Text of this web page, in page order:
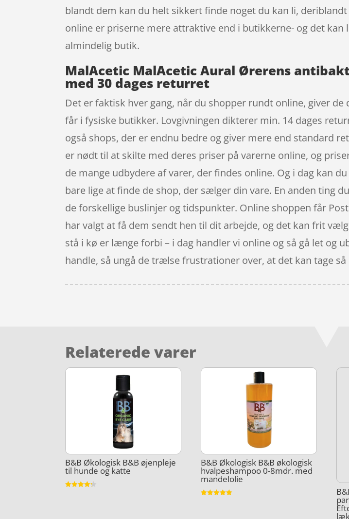
blandt dem kan du helt sikkert finde noget du kan li,
online er priserne mere attraktive end i butikkerne- og det
almindelig butik.
MalAcetic MalAcetic Aural Ørerens
med 30 dages returret
Det er faktisk hver gang, når du shopper rundt online, giver
får i fysiske butikker. Lovgivningen dikterer min. 14 dages
også shops, der er endnu bedre og giver mere end standard
er nødt til at skilte med deres priser på varerne online, og
de mange udbydere af varer, der findes online. Og i dag kan
bare lige at finde de shop, der sælger din vare. En anden ting
de forskellige buslinjer og tidspunkter. Online shoppen får
har valgt at få dem sendt hen til dit arbejde, og det kan frit
stå i kø er længe forbi – i dag handler vi online og så gå let
handle, så ungå de trælse frustrationer over, at det kan tage
Relaterede varer
B&B Økologisk B&B øjenpleje
til hunde og katte
B&B Økologisk B&B økologisk
hvalpeshampoo 0-8mdr. med
mandelolie